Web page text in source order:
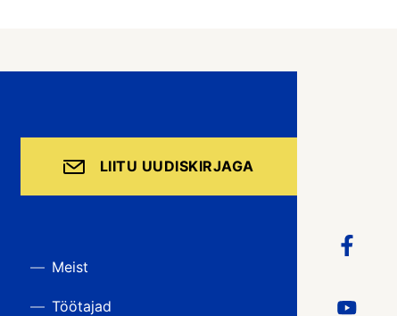
LIITU UUDISKIRJAGA
Meist
Töötajad